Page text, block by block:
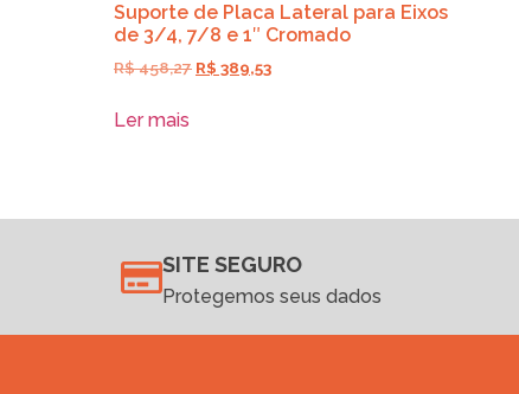
Suporte de Placa Lateral para Eixos
de 3/4, 7/8 e 1″ Cromado
R$458,27 R$ 389,53
Ler mais
SITE SEGURO
Protegemos seus dados